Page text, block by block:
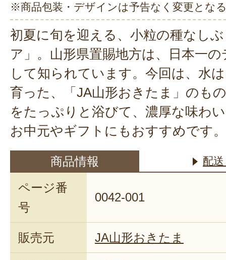
※商品包装・デザインは予告なく変更とな
初夏に旬を迎える、小粒の種なし
ア」。山形県置賜地方は、日本一
して知られています。今回は、水
育った、「JA山形おきたま」のも
をたっぷりと浴びて、濃厚な味わ
お中元やギフトにもおすすめです。
商品情報 配
ページ番
号
0042-001
販売元 JA山形おきたま